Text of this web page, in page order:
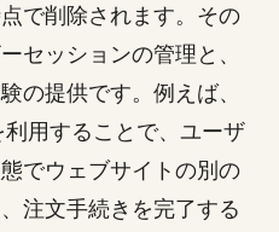
で削除されます。その
セッションの管理と、
の提供です。例えば、
用することで、ユーザ
でウェブサイトの別の
注文手続きを完了する